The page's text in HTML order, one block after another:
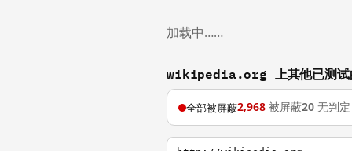
加载中……
wikipedia.org 上其他已测试
全部被屏蔽2,968 被屏蔽20 无判定